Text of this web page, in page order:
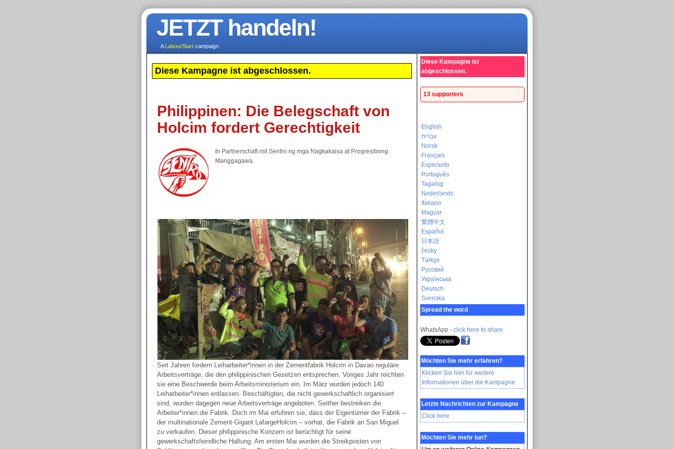
JETZT handeln!
ALabourStartcampaign.
Diese Kampagne ist abgeschlossen.
Philippinen: Die Belegschaft von
Holcim fordert Gerechtigkeit
In Partnerschaft mit Sentro ng mga Nagkakaisa at Progresibong
Manggagawa.
Seit Jahren fordern Leiharbeiter*innen in der Zementfabrik Holcim in Davao reguläre
Arbeitsverträge, die den philippinischen Gesetzen entsprechen. Voriges Jahr reichten
sie eine Beschwerde beim Arbeitsministerium ein. Im März wurden jedoch 140
Leiharbeiter*innen entlassen. Beschäftigten, die nicht gewerkschaftlich organisiert
sind, wurden dagegen neue Arbeitsverträge angeboten. Seither bestreiken die
Arbeiter*innen die Fabrik. Doch im Mai erfuhren sie, dass der Eigentümer der Fabrik –
der multinationale Zement-Gigant LafargeHolcim – vorhat, die Fabrik an San Miguel
zu verkaufen. Dieser philippinische Konzern ist berüchtigt für seine
gewerkschaftsfeindliche Haltung. Am ersten Mai wurden die Streikposten von
Diese Kampagne ist
abgeschlossen.
13 supporters
English
עברית
Norsk
Français
Esperanto
Português
Tagalog
Nederlands
Italiano
Magyar
繁體中文
Español
日本語
česky
Türkçe
Русский
Українська
Deutsch
Svenska
Spread the word
WhatsApp - click here to share
Möchten Sie mehr erfahren?
Klicken Sie hier für weitere
Informationen über die Kampagne
Letzte Nachrichten zur Kampagne
Click here
Möchten Sie mehr tun?